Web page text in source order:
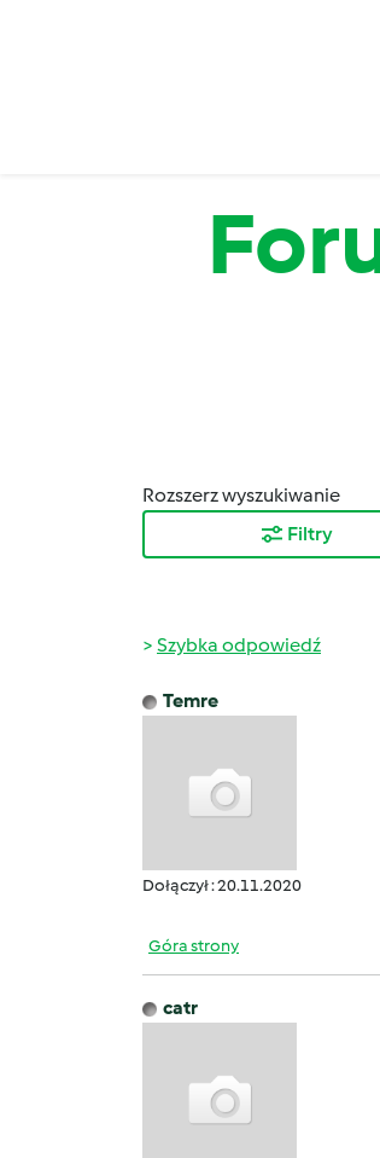
Rozszerz wyszukiwanie
Filtry
Szybka odpowiedź
Temre
Dołączył : 20.11.2020
Góra strony
catr